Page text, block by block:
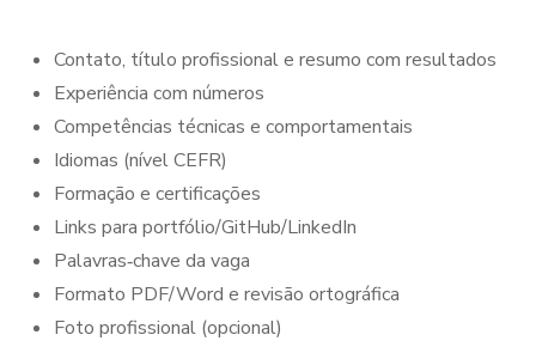
Contato, título profissional e resumo com resultados
Experiência com números
Competências técnicas e comportamentais
Idiomas (nível CEFR)
Formação e certificações
Links para portfólio/GitHub/LinkedIn
Palavras‑chave da vaga
Formato PDF/Word e revisão ortográfica
Foto profissional (opcional)